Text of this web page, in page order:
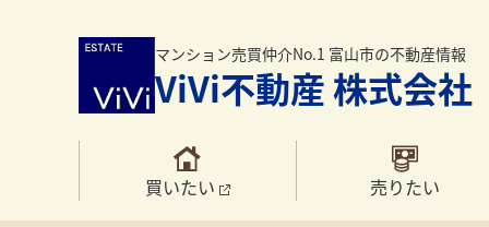
マンション売買仲介No.1 富山市の不動産情報
ViVi不動産 株式会社
買いたい 売りたい